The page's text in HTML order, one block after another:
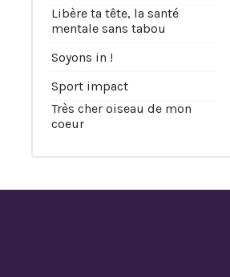
Libère ta tête, la santé
mentale sans tabou
Soyons in !
Sport impact
Très cher oiseau de mon
coeur